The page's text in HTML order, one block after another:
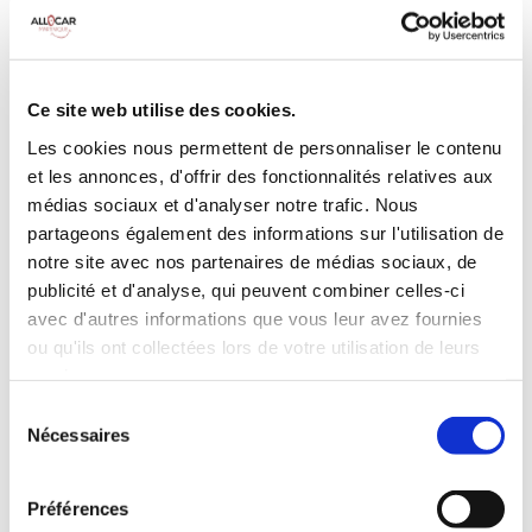
Ce site web utilise des cookies.
Les cookies nous permettent de personnaliser le contenu
et les annonces, d'offrir des fonctionnalités relatives aux
médias sociaux et d'analyser notre trafic. Nous
partageons également des informations sur l'utilisation de
notre site avec nos partenaires de médias sociaux, de
publicité et d'analyse, qui peuvent combiner celles-ci
avec d'autres informations que vous leur avez fournies
ou qu'ils ont collectées lors de votre utilisation de leurs
Nécessaires
Préférences
3 Valises
INCLUS À LA LOCATION
Killométrage illimité
Assurance tous risques (hors franchise)
Carburant : plein à rendre plein
CONDITIONS DE LOCATION
Age minimum :20 ans
ASSURANCE